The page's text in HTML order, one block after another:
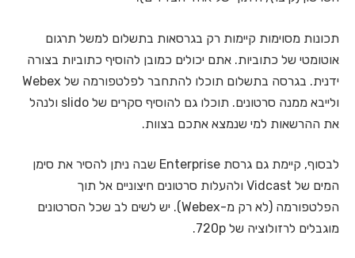
תכונות מסוימות קיימות רק בגרסאות בתשלום למשל תרגום
אוטומטי של כתוביות. אתם יכולים כמובן להוסיף כתוביות בצורה
ידנית.
בגרסה בתשלום תוכלו להתחבר לפלטפורמה של Webex
ולייבא ממנה סרטונים. תוכלו גם להוסיף סקרים של slido ולנהל
את ההרשאות למי שנמצא אתכם בצוות.
לבסוף, קיימת גם גרסת Enterprise שבה ניתן להסיר את סימן
המים של Vidcast ולהעלות סרטונים חיצוניים אל תוך
הפלטפורמה (לא רק מ-Webex).
יש לשים לב שכל הסרטונים
מוגבלים לרזולוציה של 720p.